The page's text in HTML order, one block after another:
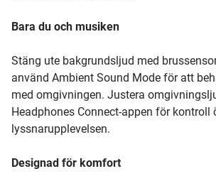
Bara du och musiken
Stäng ute bakgrundsljud med
använd Ambient Sound Mode för att
med omgivningen. Justera
Headphones Connect-appen för kontroll
lyssnarupplevelsen.
Designad för komfort